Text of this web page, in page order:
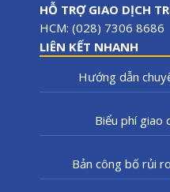
HỖ TRỢ GIAO DỊCH
HCM: (028) 7306 8686
LIÊN KẾT NHANH
Hướng dẫn
Biểu phí giao
Bản công bố rủi